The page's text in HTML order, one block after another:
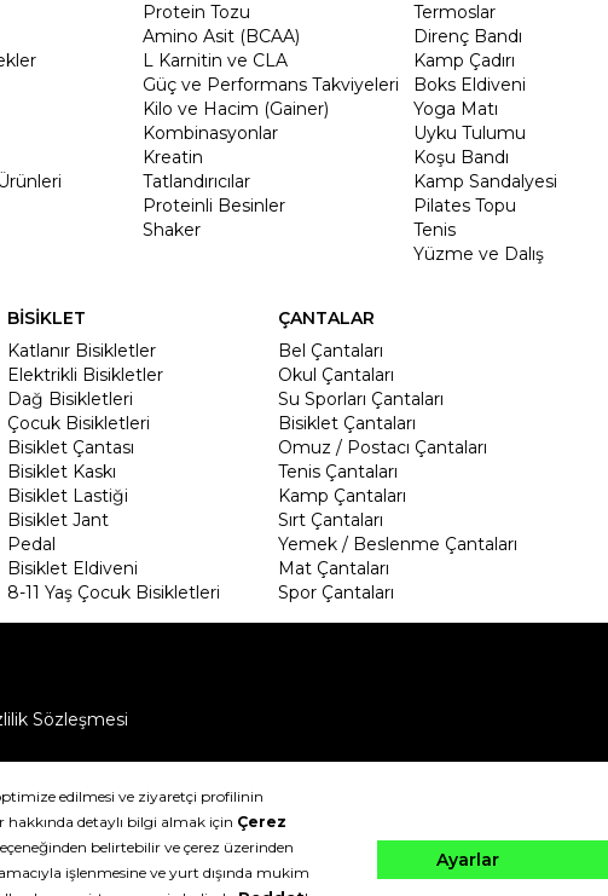
Protein Tozu
Amino Asit (BCAA)
L Karnitin ve CLA
Güç ve Performans Takviyeleri
Kilo ve Hacim (Gainer)
Kombinasyonlar
Kreatin
Tatlandırıcılar
Proteinli Besinler
Shaker
Termoslar
Direnç Bandı
Kamp Çadırı
Boks Eldiveni
Yoga Matı
Uyku Tulumu
Koşu Bandı
Kamp Sandalyesi
Pilates Topu
Tenis
Yüzme ve Dalış
BİSİKLET
Katlanır Bisikletler
Elektrikli Bisikletler
Dağ Bisikletleri
Çocuk Bisikletleri
Bisiklet Çantası
Bisiklet Kaskı
Bisiklet Lastiği
Bisiklet Jant
Pedal
Bisiklet Eldiveni
8-11 Yaş Çocuk Bisikletleri
ÇANTALAR
Bel Çantaları
Okul Çantaları
Su Sporları Çantaları
Bisiklet Çantaları
Omuz / Postacı Çantaları
Tenis Çantaları
Kamp Çantaları
Sırt Çantaları
Yemek / Beslenme Çantaları
Mat Çantaları
Spor Çantaları
Sözleşmesi